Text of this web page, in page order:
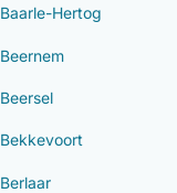
Baarle-Hertog
Beernem
Beersel
Bekkevoort
Berlaar